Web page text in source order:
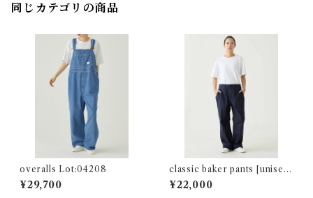
同じカテゴリの商品
overalls Lot:04208
¥29,700
classic baker pants [unisex
size] Lot:14701 unisex
¥22,000